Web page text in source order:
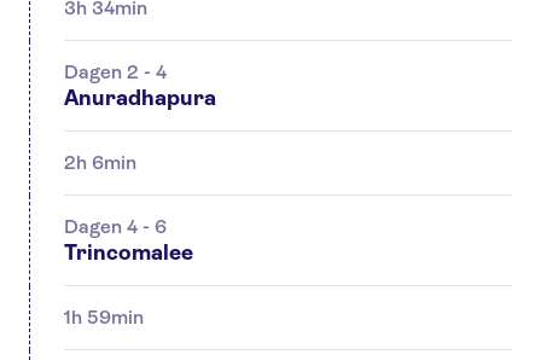
3h 34min
Dagen 2 - 4
Anuradhapura
2h 6min
Dagen 4 - 6
Trincomalee
1h 59min